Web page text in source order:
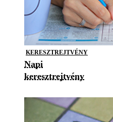
KERESZTREJTVÉNY
Napi
keresztrejtvény